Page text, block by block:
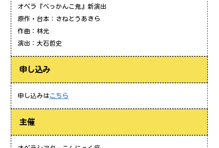
オペラ『べっかんこ鬼』新演出
原作・台本：さねとうあきら
作曲：林光
演出：大石哲史
申し込み
申し込みは こちら
主催